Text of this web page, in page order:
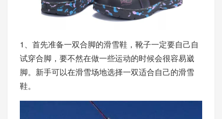
1、首先准备一双合脚的滑雪鞋，靴子一定要自己自
试穿合脚，要不然在做一些运动的时候会很容易崴
脚。新手可以在滑雪场地选择一双适合自己的滑雪
鞋。